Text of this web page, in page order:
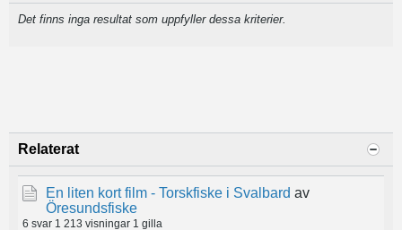
Det finns inga resultat som uppfyller dessa kriterier.
Relaterat
En liten kort film - Torskfiske i Svalbard av
Öresundsfiske
6 svar 1 213 visningar 1 gilla